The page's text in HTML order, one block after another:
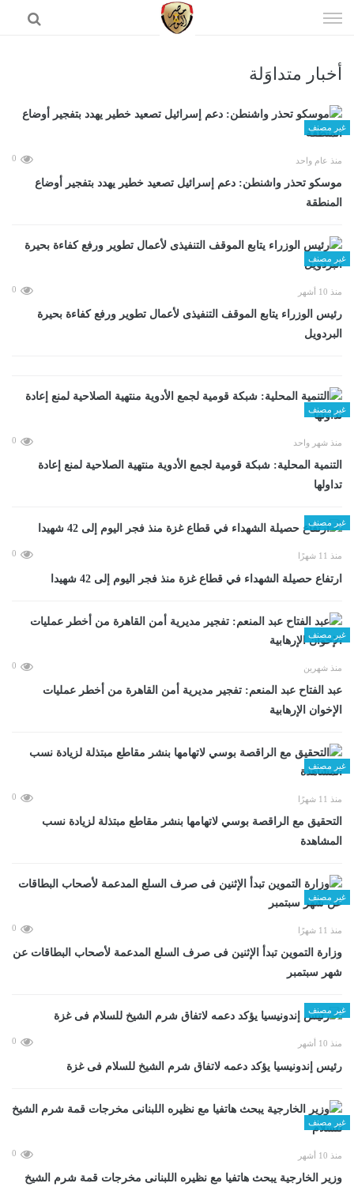
الى
أخبار متداوَلة
غير مصنف
منذ عام واحد 0
موسكو تحذر واشنطن: دعم إسرائيل تصعيد خطير يهدد بتفجير أوضاع
المنطقة
غير مصنف
منذ 10 أشهر 0
رئيس الوزراء يتابع الموقف التنفيذى لأعمال تطوير ورفع كفاءة بحيرة
البردويل
غير مصنف
منذ شهر واحد 0
التنمية المحلية: شبكة قومية لجمع الأدوية منتهية الصلاحية لمنع إعادة
تداولها
غير مصنف
منذ 11 شهرًا 0
ارتفاع حصيلة الشهداء في قطاع غزة منذ فجر اليوم إلى 42 شهيدا
غير مصنف
منذ شهرين 0
عبد الفتاح عبد المنعم: تفجير مديرية أمن القاهرة من أخطر عمليات
الإخوان الإرهابية
غير مصنف
منذ 11 شهرًا 0
التحقيق مع الراقصة بوسي لاتهامها بنشر مقاطع مبتذلة لزيادة نسب
المشاهدة
غير مصنف
منذ 11 شهرًا 0
وزارة التموين تبدأ الإثنين فى صرف السلع المدعمة لأصحاب البطاقات عن
شهر سبتمبر
غير مصنف
منذ 10 أشهر 0
رئيس إندونيسيا يؤكد دعمه لاتفاق شرم الشيخ للسلام فى غزة
غير مصنف
منذ 10 أشهر 0
وزير الخارجية يبحث هاتفيا مع نظيره اللبنانى مخرجات قمة شرم الشيخ